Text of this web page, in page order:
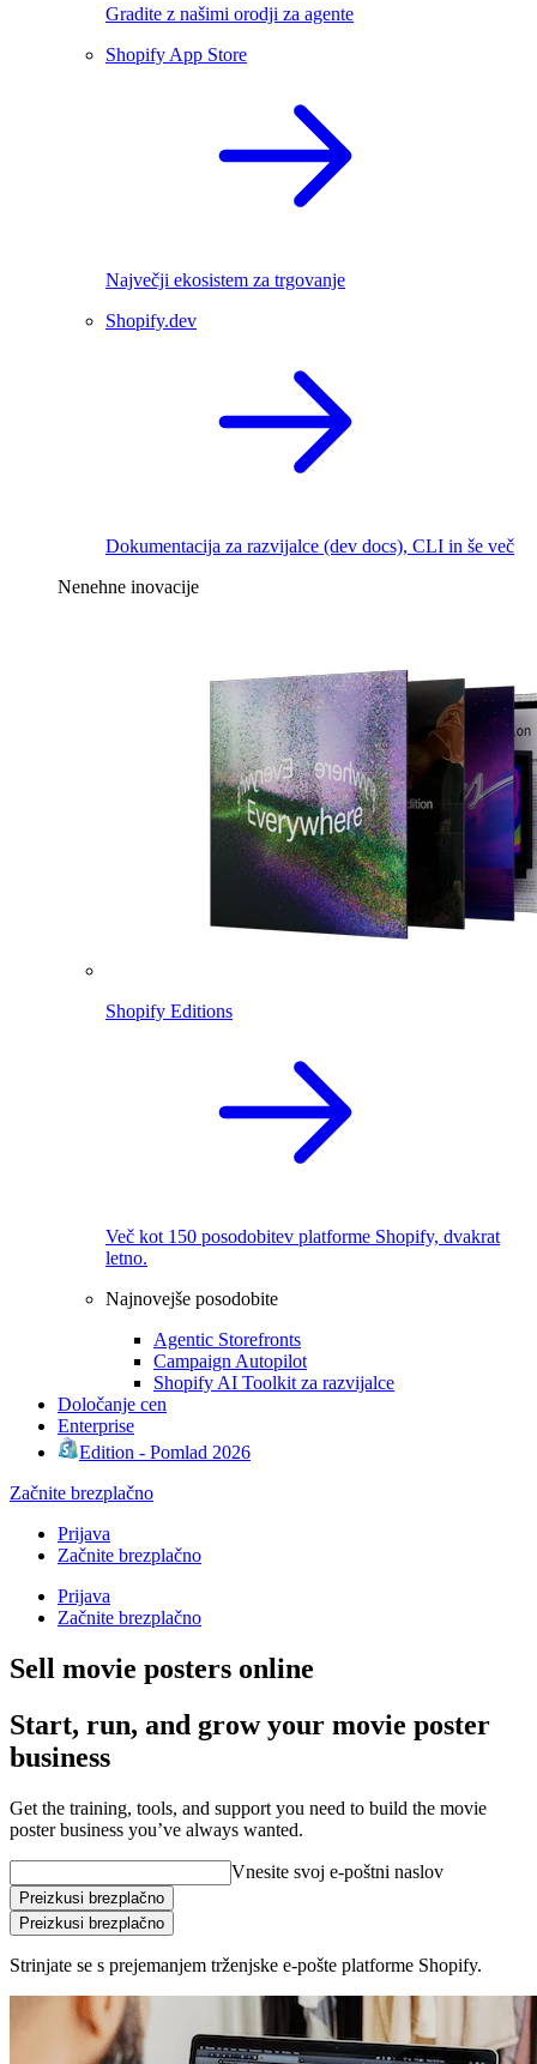
Gradite z našimi orodji za agente
Shopify App Store
Največji ekosistem za trgovanje
Shopify.dev
Dokumentacija za razvijalce (dev docs), CLI in še več
Nenehne inovacije
Shopify Editions
Več kot 150 posodobitev platforme Shopify, dvakrat
letno.
Najnovejše posodobite
Agentic Storefronts
Campaign Autopilot
Shopify AI Toolkit za razvijalce
Določanje cen
Enterprise
Edition - Pomlad 2026
Začnite brezplačno
Prijava
Začnite brezplačno
Prijava
Začnite brezplačno
Sell movie posters online
Start, run, and grow your movie poster
business
Get the training, tools, and support you need to build the movie
poster business you’ve always wanted.
Vnesite svoj e-poštni naslov
Preizkusi brezplačno
Preizkusi brezplačno
Strinjate se s prejemanjem trženjske e-pošte platforme Shopify.